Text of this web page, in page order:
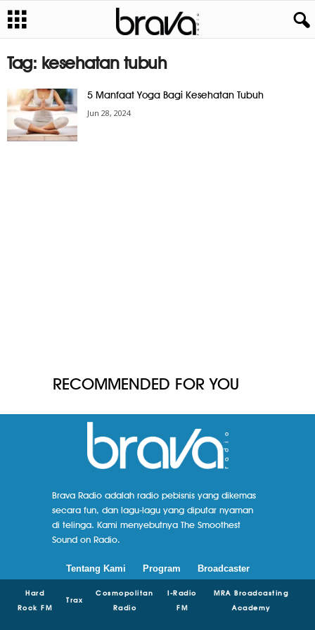
Tag: kesehatan tubuh
5 Manfaat Yoga Bagi Kesehatan Tubuh
Jun 28, 2024
RECOMMENDED FOR YOU
Brava Radio adalah radio pebisnis yang dikemas
secara fun, dan lagu-lagu yang diputar nyaman
di telinga. Kami menyebutnya The Smoothest
Sound on Radio.
Tentang Kami Program Broadcaster
Hard
Rock FM
Trax
Cosmopolitan
Radio
I-Radio
FM
MRA Broadcasting
Academy